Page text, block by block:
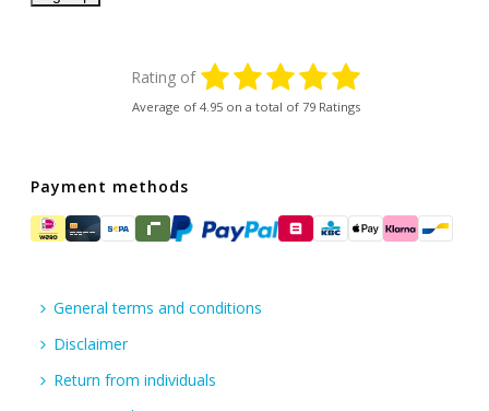
Rating of
Average of 4.95 on a total of 79 Ratings
Payment methods
General terms and conditions
Disclaimer
Return from individuals